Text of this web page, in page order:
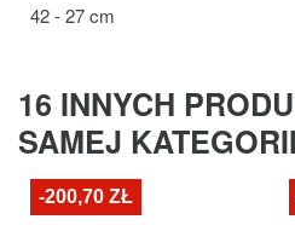
42 - 27 cm
16 INNYCH
SAMEJ
-200,70 ZŁ